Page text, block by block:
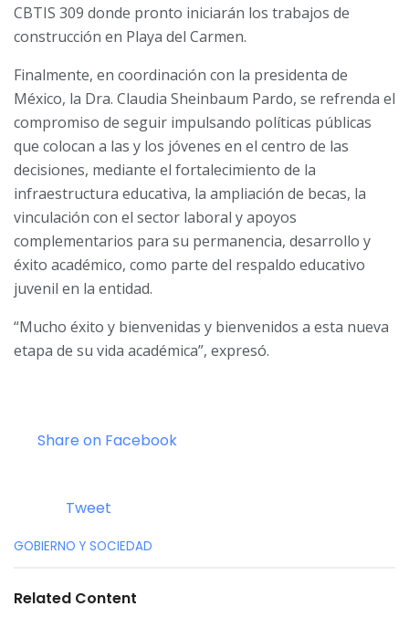
CBTIS 309 donde pronto iniciarán los trabajos de
construcción en Playa del Carmen.
Finalmente, en coordinación con la presidenta de
México, la Dra. Claudia Sheinbaum Pardo, se refrenda el
compromiso de seguir impulsando políticas públicas
que colocan a las y los jóvenes en el centro de las
decisiones, mediante el fortalecimiento de la
infraestructura educativa, la ampliación de becas, la
vinculación con el sector laboral y apoyos
complementarios para su permanencia, desarrollo y
éxito académico, como parte del respaldo educativo
juvenil en la entidad.
“Mucho éxito y bienvenidas y bienvenidos a esta nueva
etapa de su vida académica”, expresó.
Share on Facebook
Tweet
C
e
GOBIERNO Y SOCIEDAD
Related Content